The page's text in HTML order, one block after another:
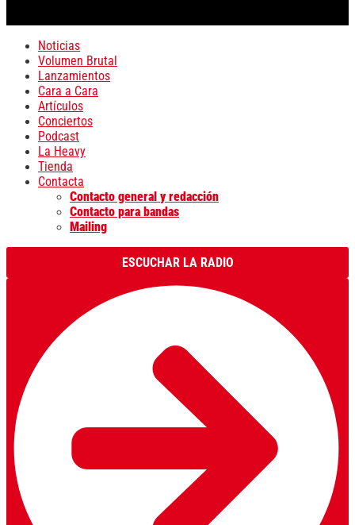
Noticias
Volumen Brutal
Lanzamientos
Cara a Cara
Artículos
Conciertos
Podcast
La Heavy
Tienda
Contacta
Contacto general y redacción
Contacto para bandas
Mailing
ESCUCHAR LA RADIO